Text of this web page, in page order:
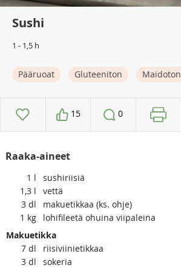
Sushi
1 - 1,5 h
Pääruoat Gluteeniton Maidoton
15 0
Raaka-aineet
1 l
sushiriisiä
1,3 l
vettä
3 dl
makuetikkaa (ks. ohje)
1 kg
lohifileetä ohuina viipaleina
Makuetikka
7 dl
riisiviinietikkaa
3 dl
sokeria